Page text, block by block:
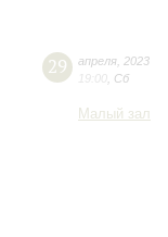
29 апреля 2023
19:00 Сб
Малый зал